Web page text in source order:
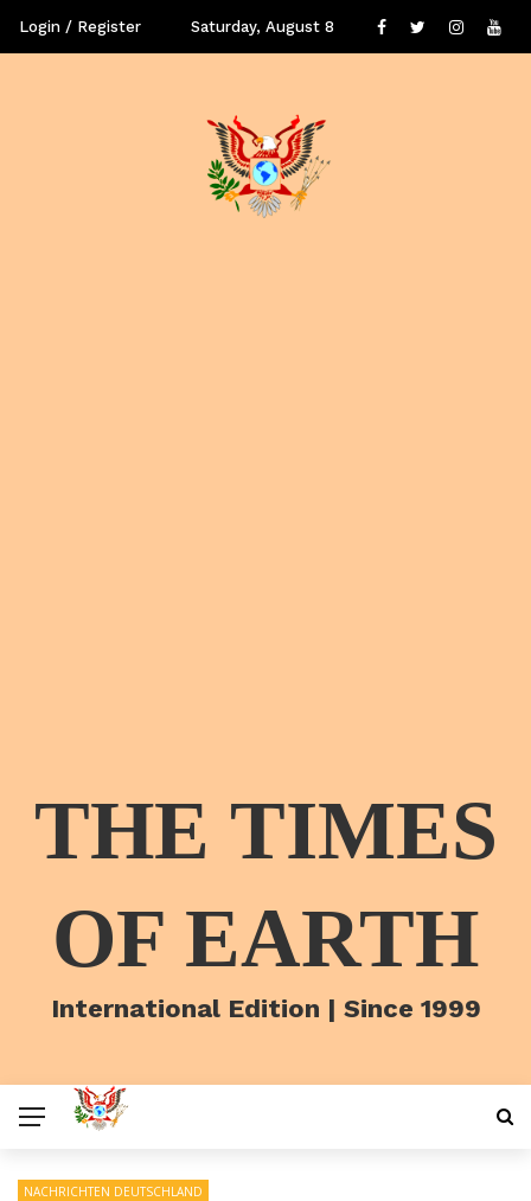
Login / Register Saturday, August 8
THE TIMES
OF EARTH
International Edition | Since 1999
NACHRICHTEN DEUTSCHLAND